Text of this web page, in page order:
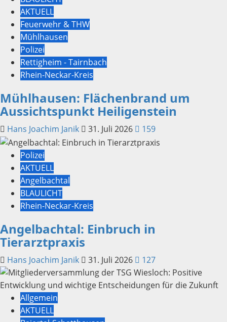
AKTUELL
Feuerwehr & THW
Mühlhausen
Polizei
Rettigheim - Tairnbach
Rhein-Neckar-Kreis
Mühlhausen: Flächenbrand um
Aussichtspunkt Heiligenstein
Hans Joachim Janik 31. Juli 2026 159
Polizei
AKTUELL
Angelbachtal
BLAULICHT
Rhein-Neckar-Kreis
Angelbachtal: Einbruch in
Tierarztpraxis
Hans Joachim Janik 31. Juli 2026 127
Allgemein
AKTUELL